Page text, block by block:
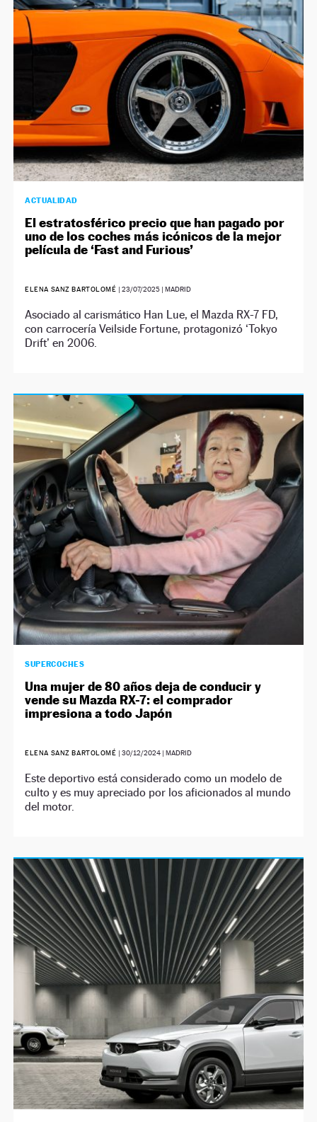
NEWSLETTER
ACTUALIDAD
El estratosférico precio que han pagado por
uno de los coches más icónicos de la mejor
película de ‘Fast and Furious’
ELENA SANZ BARTOLOMÉ | 23/07/2025| MADRID
Asociado al carismático Han Lue, el Mazda RX-7 FD,
con carrocería Veilside Fortune, protagonizó ‘Tokyo
Drift’ en 2006.
SUPERCOCHES
Una mujer de 80 años deja de conducir y
vende su Mazda RX-7: el comprador
impresiona a todo Japón
ELENA SANZ BARTOLOMÉ | 30/12/2024| MADRID
Este deportivo está considerado como un modelo de
culto y es muy apreciado por los aficionados al mundo
del motor.